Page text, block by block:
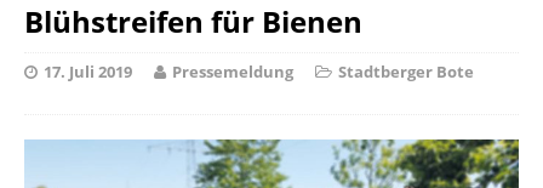
Blühstreifen für Bienen
17. Juli 2019 Pressemeldung Stadtberger Bote